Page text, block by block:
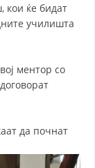
кои ќе бидат
училишта
ментор со
да почнат